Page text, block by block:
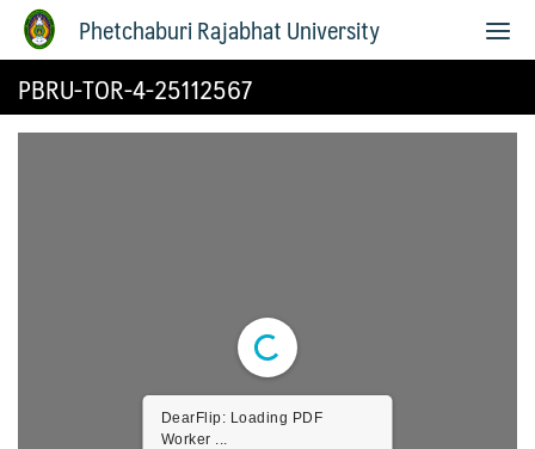
Phetchaburi Rajabhat University
PBRU-TOR-4-25112567
DearFlip: Loading PDF
Worker ...